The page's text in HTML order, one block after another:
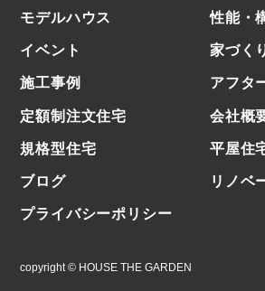
モデルハウス 性能・
イベント 家づく
施⼯事例 アフタ
定額制注文住宅 会社概
規格型住宅 平屋住
ブログ リノベ
プライバシーポリシー
copyright © HOUSE THE GARDEN